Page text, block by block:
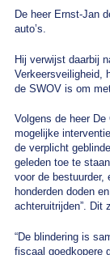
De heer Ernst-Jan
auto’s.
Hij verwijst daarbij
Verkeersveiligheid,
de SWOV is om
Volgens de heer
mogelijke
de verplicht
geleden toe te
voor de bestuurder,
honderden doden
achteruitrijden”. Dit
“De blindering is
fiscaal goedkopere